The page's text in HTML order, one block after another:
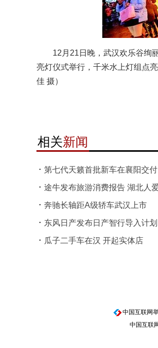
12月21日晚，武汉欢乐谷绚丽
亮灯仪式举行，千米水上灯组点
佳 摄）
相关新闻
第七代天籁首批新车在襄阳交付
途牛发布旅游消费报告 湖北人
奔驰长轴距A级轿车武汉上市
东风日产发布日产智行导入计划
瓜子二手车在汉 开起实体店
中国互联网
中国互联